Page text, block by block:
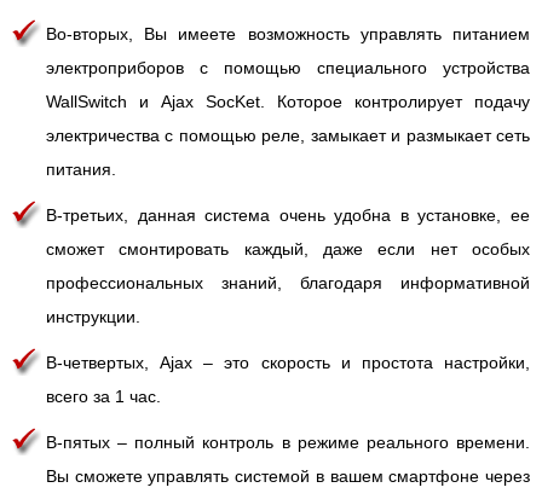
Во-вторых, Вы имеете возможность управлять питанием
электроприборов с помощью специального устройства
WallSwitch и Ajax SocKet. Которое контролирует подачу
электричества с помощью реле, замыкает и размыкает сеть
питания.
В-третьих, данная система очень удобна в установке, ее
сможет смонтировать каждый, даже если нет особых
профессиональных знаний, благодаря информативной
инструкции.
В-четвертых, Ajax – это скорость и простота настройки,
всего за 1 час.
В-пятых – полный контроль в режиме реального времени.
Вы сможете управлять системой в вашем смартфоне через